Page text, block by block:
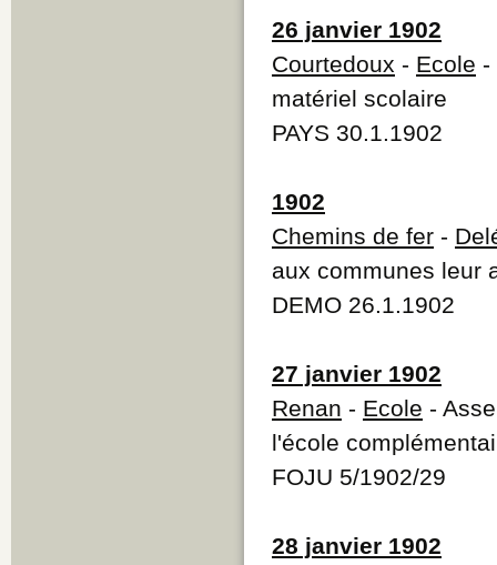
26 janvier 1902
Courtedoux - Ecole -
matériel scolaire
PAYS 30.1.1902
1902
Chemins de fer -
aux communes leur
DEMO 26.1.1902
27 janvier 1902
Renan - Ecole -
l'école
FOJU 5/1902/29
28 janvier 1902